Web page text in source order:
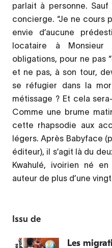
parlait à personne.
concierge. “Je ne cours
envie d’aucune
locataire à Monsieur
obligations, pour ne pas
et ne pas, à son tour,
se réfugier dans la
métissage ? Et cela
Comme une brume
cette rhapsodie aux
légers. Après Babyface
éditeur), il s’agit là du
Kwahulé, ivoirien né
auteur de plus d’une
Issu de
Les